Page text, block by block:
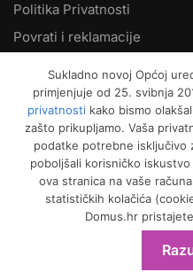
Politika Privatnosti
Povrati i reklamacije
MOJ RAČUN:
Moje narudžbe
Kako naručiti
Način plaćanja
Garancija kvalitete
Sukladno novoj Općoj
primjenjuje od 25. svibnja
privatnostikako bismo
zašto prikupljamo. Vaša
podatke potrebne isključivo
poboljšali korisničko
ova stranica na vaše
statističkih kolačića
Domus.hr